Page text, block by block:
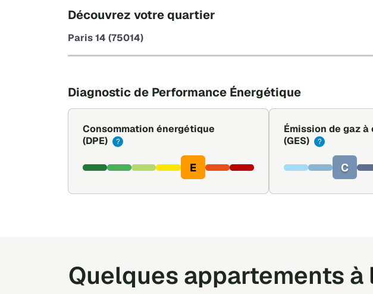
Découvrez votre quartier
Paris 14 (75014)
Diagnostic de Performance Énergétique
Consommation énergétique
(DPE)
?
E
Émission de gaz
(GES)
?
C
Quelques appartements à